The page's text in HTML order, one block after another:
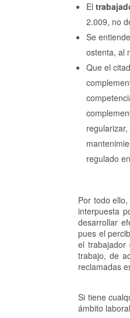
El
2.009, no
Se
ostenta, al
Que el
regulado
Por todo
interpuesta
desarrollar
pues el
el trabajador
trabajo, de
reclamadas
Si tiene
ámbito